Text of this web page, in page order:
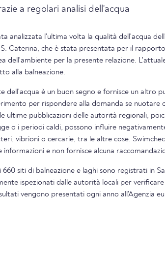
a regolari analisi dell'acqua
analizzata l'ultima volta la qualità dell'acqua
S. Caterina, che è stata presentata per il
dell'ambiente per la presente relazione.
alla balneazione.
dell'acqua è un buon segno e fornisce un altro
per rispondere alla domanda se nuotare
ultime pubblicazioni delle autorità regionali,
o i periodi caldi, possono influire
vibrioni o cercarie, tra le altre cose.
informazioni e non fornisce alcuna
siti di balneazione e laghi sono registrati in
ispezionati dalle autorità locali per verificare
vengono presentati ogni anno all'Agenzia